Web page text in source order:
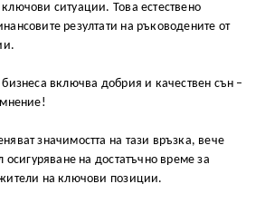
ситуации. Това естествено
резултати на ръководените от
включва добрия и качествен сън –
значимостта на тази връзка, вече
осигуряване на достатъчно време за
на ключови позиции.